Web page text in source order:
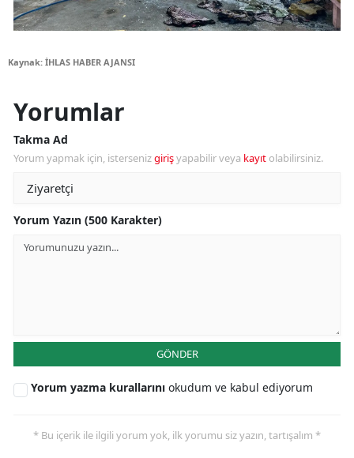
Kaynak: İHLAS HABER AJANSI
Yorumlar
Takma Ad
Yorum yapmak için, istersenizgirişyapabilir veya kayıt olabilirsiniz.
Yorum Yazın (500 Karakter)
GÖNDER
Yorum yazma kurallarını okudum ve kabul ediyorum
* Bu içerik ile ilgili yorum yok, ilk yorumu siz yazın, tartışalım *